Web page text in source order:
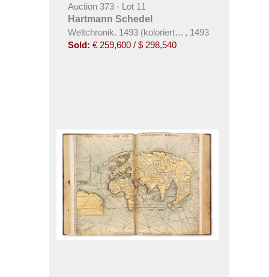
Auction 373 - Lot 11
Hartmann Schedel
Weltchronik. 1493 (koloriert, dt. Ausgabe)
, 1493
Sold: € 259,600 / $ 298,540